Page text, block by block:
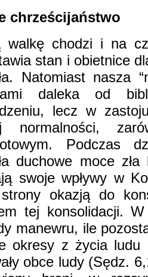
chrześcijaństwo
walkę chodzi i na
stan i obietnice
Natomiast nasza
daleka od
lecz w
normalności,
Podczas
duchowe moce
swoje wpływy w
okazją do
tej konsolidacji.
manewru, ile
okresy z życia ludu
obce ludy (Sędz.